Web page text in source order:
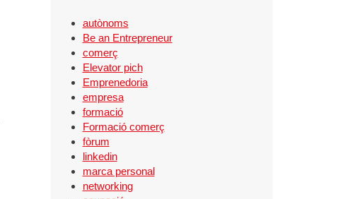
autònoms
Be an Entrepreneur
comerç
Elevator pich
Emprenedoria
empresa
formació
Formació comerç
fòrum
linkedin
marca personal
networking